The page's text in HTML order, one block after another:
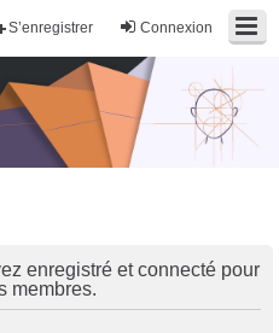
Connexion
S’enregistrer
enregistré et connecté pour
membres.